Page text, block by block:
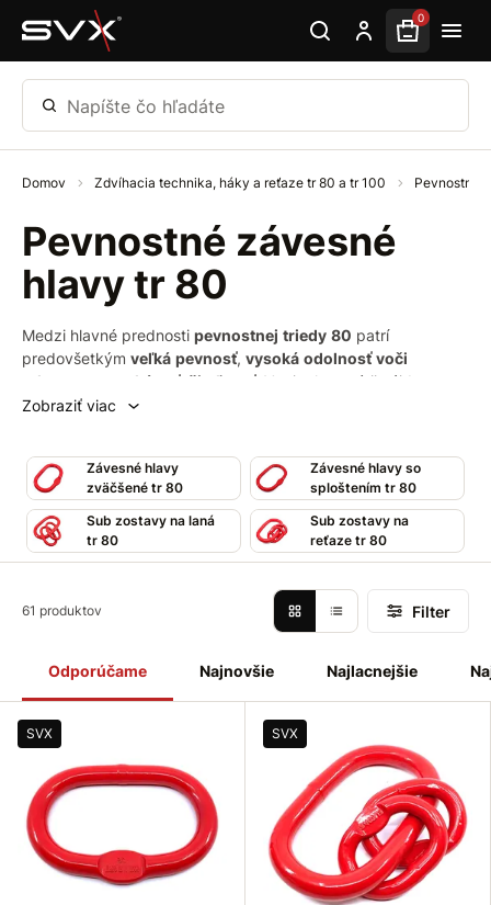
Preskočiť na hlavný obsah 0
Napíšte čo hľadáte
Domov Zdvíhacia technika, háky a reťaze tr 80 a tr 100 Pevnostná
Pevnostné závesné
hlavy tr 80
Medzi hlavné prednosti pevnostnej triedy 80 patrí
predovšetkým veľká pevnosť, vysoká odolnosť voči
oderom
vysoká zaťažiteľnosť. V tejto kategórii nájdete
široký výber závesných
Zobraziť viac
Závesné hlavy
zväčšené tr 80
Závesné hlavy so
sploštením tr 80
Sub zostavy na laná
tr 80
Sub zostavy na
reťaze tr 80
Odporúčame Najnovšie Najlacnejšie
61 produktov Filter
SVX SVX